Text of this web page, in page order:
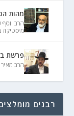
מהות
הרב יוסף
מיסטיקה
פרשת
הרב מאיר
רבנים